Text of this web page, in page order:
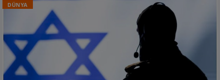
DÜNYA